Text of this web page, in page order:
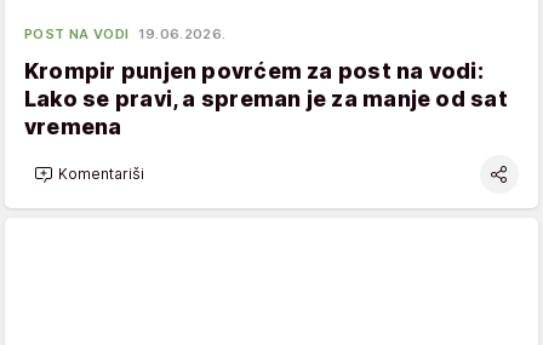
POST NA VODI 19.06.2026.
Krompir punjen povrćem za post na vodi:
Lako se pravi, a spreman je za manje od sat
vremena
Komentariši